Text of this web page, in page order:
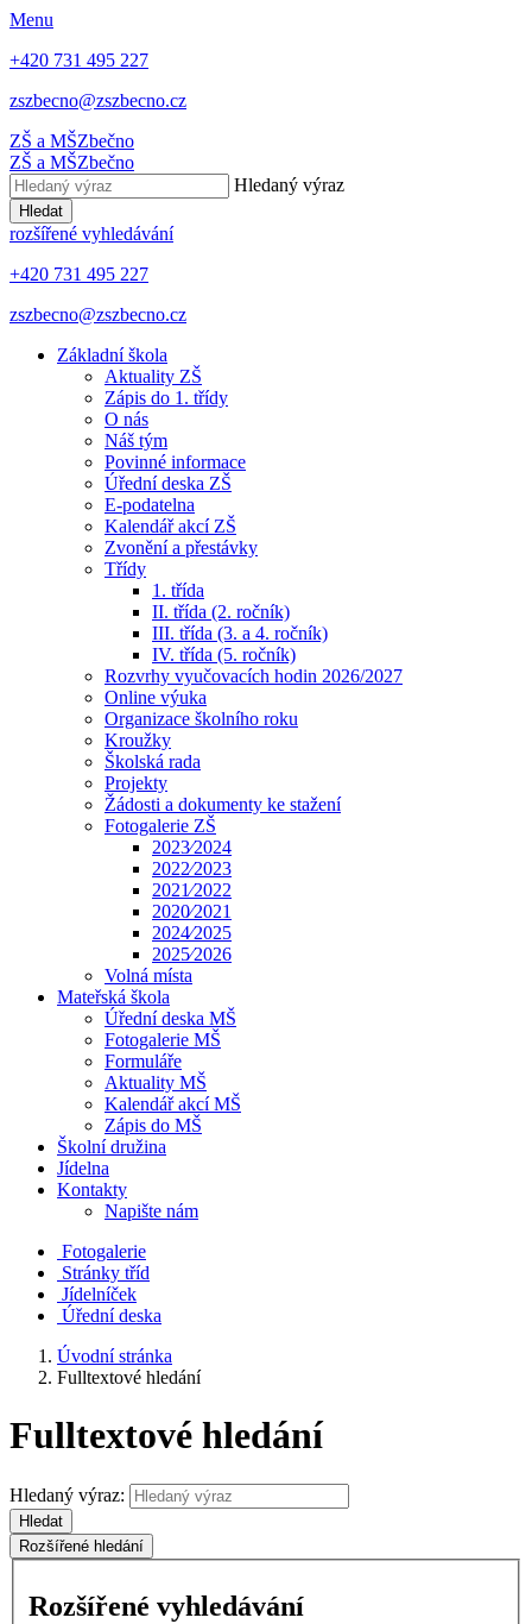
Menu
+420 731 495 227
zszbecno@zszbecno.cz
ZŠ a MŠZbečno
ZŠ a MŠZbečno
Hledaný výraz
Hledat
rozšířené vyhledávání
+420 731 495 227
zszbecno@zszbecno.cz
Základní škola
Aktuality ZŠ
Zápis do 1. třídy
O nás
Náš tým
Povinné informace
Úřední deska ZŠ
E-podatelna
Kalendář akcí ZŠ
Zvonění a přestávky
Třídy
1. třída
II. třída (2. ročník)
III. třída (3. a 4. ročník)
IV. třída (5. ročník)
Rozvrhy vyučovacích hodin 2026/2027
Online výuka
Organizace školního roku
Kroužky
Školská rada
Projekty
Žádosti a dokumenty ke stažení
Fotogalerie ZŠ
2023⁄2024
2022⁄2023
2021⁄2022
2020⁄2021
2024⁄2025
2025⁄2026
Volná místa
Mateřská škola
Úřední deska MŠ
Fotogalerie MŠ
Formuláře
Aktuality MŠ
Kalendář akcí MŠ
Zápis do MŠ
Školní družina
Jídelna
Kontakty
Napište nám
Fotogalerie
Stránky tříd
Jídelníček
Úřední deska
Úvodní stránka
Fulltextové hledání
Fulltextové hledání
Hledaný výraz:
Hledat
Rozšířené hledání
Rozšířené vyhledávání